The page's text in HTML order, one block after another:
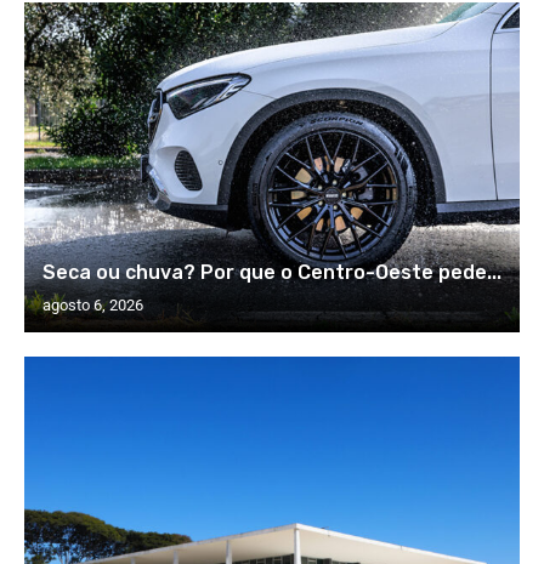
Seca ou chuva? Por que o Centro-Oeste pede...
agosto 6, 2026